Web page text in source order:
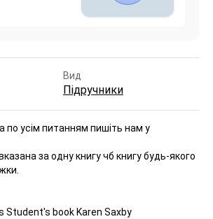
Вид
Підручники
по усім питанням пишіть нам у
за одну книгу чб книгу будь-якого
Student's book Karen Saxby